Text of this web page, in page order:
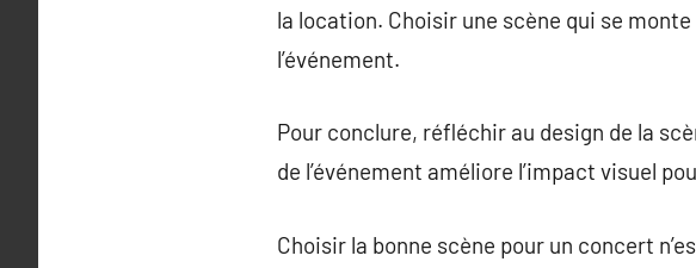
la location. Choisir une scène qui se
l’événement.
Pour conclure, réfléchir au design de la
de l’événement améliore l’impact visuel
Choisir la bonne scène pour un concert